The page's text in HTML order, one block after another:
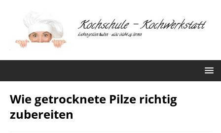
Wie getrocknete Pilze richtig
zubereiten